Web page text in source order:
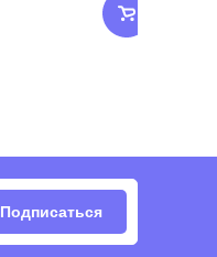
Подписаться